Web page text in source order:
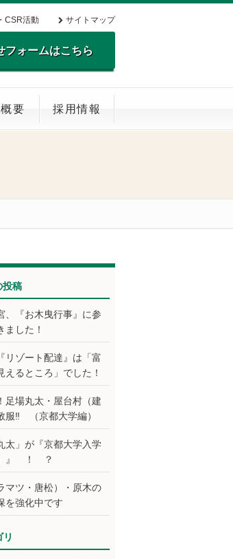
CSR活動 サイトマップ
フォームはこちら
FAX.0795-35-
要 採用情報
投稿
、『お木曳行事』に参
ました！
リゾート配達』は「富
えるところ」でした！
足場丸太・屋台村（建
服‼ （京都大学編）
太」が『京都大学入学
）』 ！ ？
マツ・唐松）・原木の
を強化中です
リ